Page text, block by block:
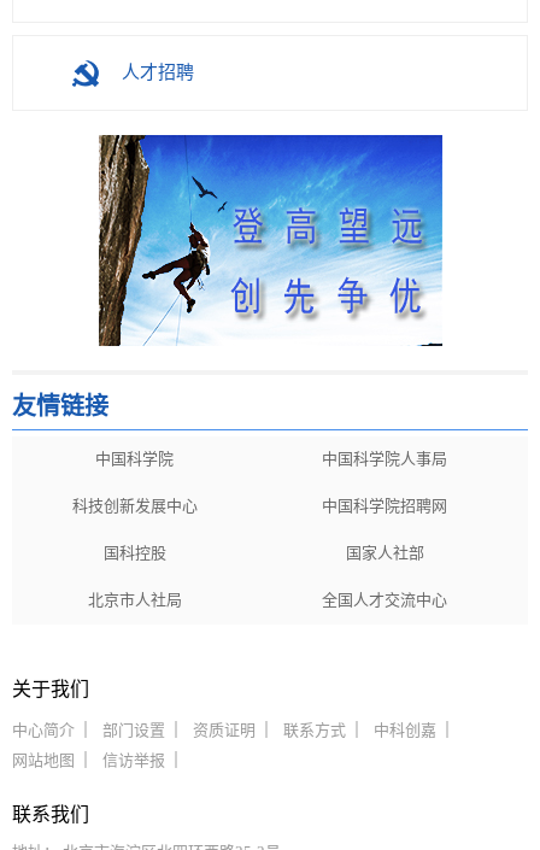
人才招聘
友情链接
中国科学院 中国科学院人事局
科技创新发展中心 中国科学院招聘网
国科控股 国家人社部
北京市人社局 全国人才交流中心
关于我们
中心简介 部门设置 资质证明 联系方式
中科创嘉
网站地图
信访举报
联系我们